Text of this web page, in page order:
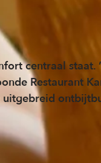
centraal staat.
Restaurant
uitgebreid